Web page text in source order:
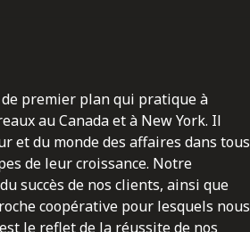
premier plan qui pratique à
au Canada et à New York. Il
et du monde des affaires dans tous
de leur croissance. Notre
succès de nos clients, ainsi que
coopérative pour lesquels nous
le reflet de la réussite de nos